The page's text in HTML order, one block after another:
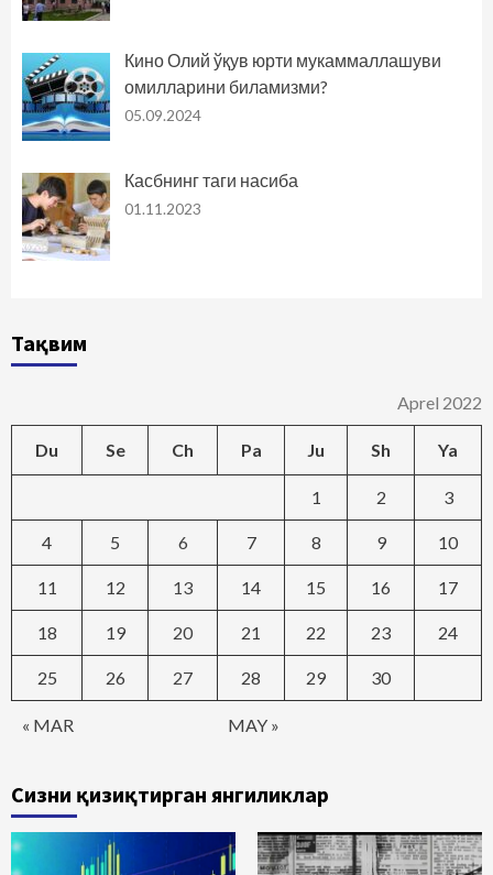
Кино Олий ўқув юрти мукаммаллашуви
омилларини биламизми?
05.09.2024
Касбнинг таги насиба
01.11.2023
Тақвим
Aprel 2022
Du Se Ch Pa Ju Sh Ya
« MAR MAY »
1 2 3
4 5 6 7 8 9 10
11 12 13 14 15 16 17
18 19 20 21 22 23 24
25 26 27 28 29 30
Сизни қизиқтирган янгиликлар